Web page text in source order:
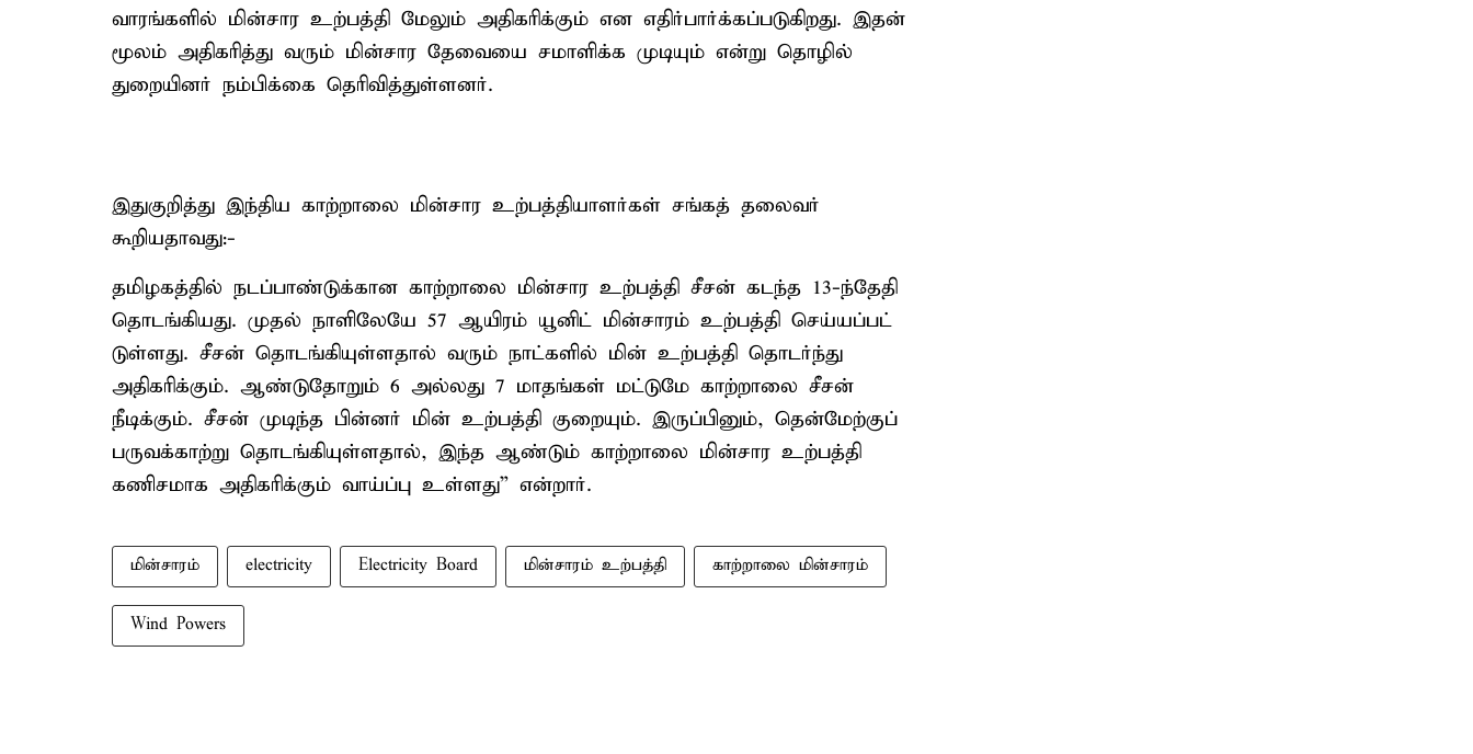
வாரங்களில் மின்சார உற்பத்தி மேலும் அதிகரிக்கும் என எதிர்பார்க்கப்படுகிறது. இதன்
மூலம் அதிகரித்து வரும் மின்சார தேவையை சமாளிக்க முடியும் என்று தொழில்
துறையினர் நம்பிக்கை தெரிவித்துள்ளனர்.
இதுகுறித்து இந்திய காற்றாலை மின்சார உற்பத்தியாளர்கள் சங்கத் தலைவர்
கூறியதாவது:-
தமிழகத்தில் நடப்பாண்டுக்கான காற்றாலை மின்சார உற்பத்தி சீசன் கடந்த 13-ந்தேதி
தொடங்கியது. முதல் நாளிலேயே 57 ஆயிரம் யூனிட் மின்சாரம் உற்பத்தி செய்யப்பட்
டுள்ளது. சீசன் தொடங்கியுள்ளதால் வரும் நாட்களில் மின் உற்பத்தி தொடர்ந்து
அதிகரிக்கும். ஆண்டுதோறும் 6 அல்லது 7 மாதங்கள் மட்டுமே காற்றாலை சீசன்
நீடிக்கும். சீசன் முடிந்த பின்னர் மின் உற்பத்தி குறையும். இருப்பினும், தென்மேற்குப்
பருவக்காற்று தொடங்கியுள்ளதால், இந்த ஆண்டும் காற்றாலை மின்சார உற்பத்தி
கணிசமாக அதிகரிக்கும் வாய்ப்பு உள்ளது” என்றார்.
மின்சாரம் electricity Electricity Board மின்சாரம் உற்பத்தி காற்றாலை மின்சாரம்
Wind Powers